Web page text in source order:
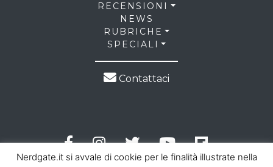
RECENSIONI
NEWS
RUBRICHE
SPECIALI
Contattaci
Nerdgate.it si avvale di cookie per le finalità illustrate nella